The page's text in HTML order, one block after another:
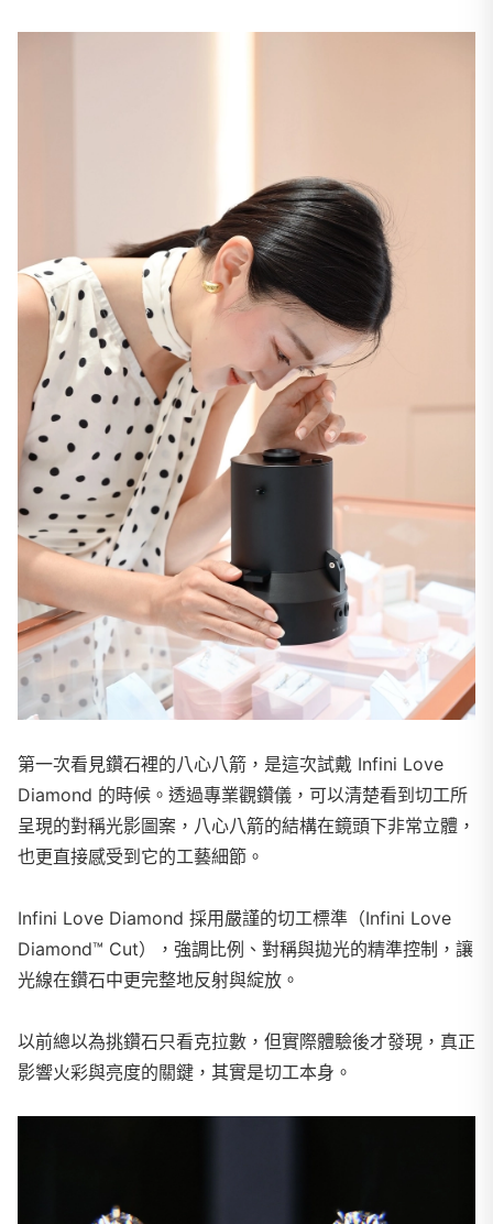
第一次看見鑽石裡的八心八箭，是這次試戴 Infini Love
Diamond 的時候。透過專業觀鑽儀，可以清楚看到切工所
呈現的對稱光影圖案，八心八箭的結構在鏡頭下非常立體，
也更直接感受到它的工藝細節。
Infini Love Diamond 採用嚴謹的切工標準（Infini Love
Diamond™ Cut），強調比例、對稱與拋光的精準控制，讓
光線在鑽石中更完整地反射與綻放。
以前總以為挑鑽石只看克拉數，但實際體驗後才發現，真正
影響火彩與亮度的關鍵，其實是切工本身。